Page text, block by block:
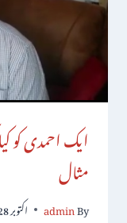
ایک احمدی کو
مثال
By
admin اکتوبر 28, 2018